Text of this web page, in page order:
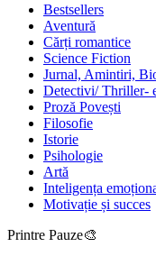
Bestsellers
Aventură
Cărți romantice
Science Fiction
Jurnal, Amintiri,
Detectivi/ Thriller-
Proză Povești
Filosofie
Istorie
Psihologie
Artă
Inteligența
Motivație și succes
Printre Pauze🎨